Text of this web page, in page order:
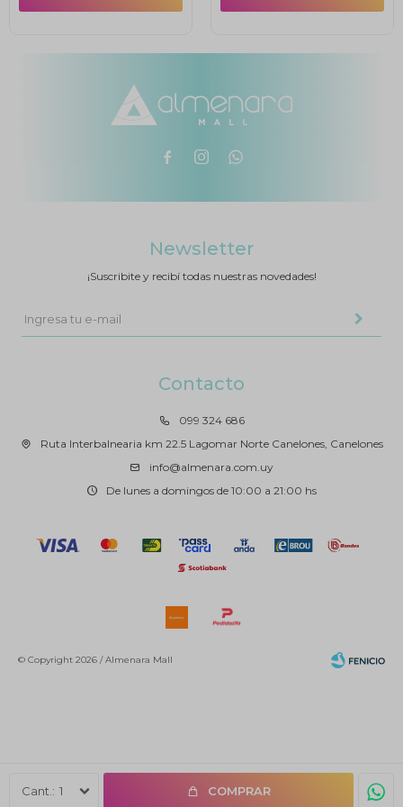
1 COMPRAR
  
Contacto
099 324 686
Ruta Interbalnearia km 22.5 Lagomar Norte Canelones, Canelones
info@almenara.com.uy
De lunes a domingos de 10:00 a 21:00 hs
Newsletter
¡Suscribite y recibí todas nuestras novedades!
© Copyright 2026 / Almenara Mall